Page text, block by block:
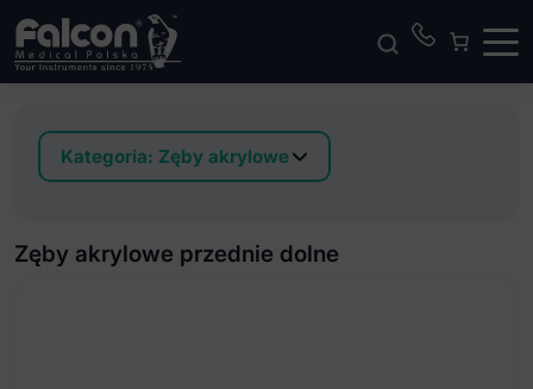
Kategoria: Zęby akrylowe
Zęby akrylowe boczne górne
Zęby akrylowe przednie dolne